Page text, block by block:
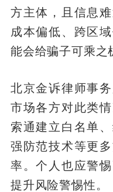
方主体，且信息
成本偏低、跨区
能会给骗子可乘之
北京金诉律师事
市场各方对此类
索通建立白名单
强防范技术等更
率。个人也应警
提升风险警惕性。